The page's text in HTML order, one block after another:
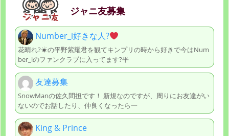
ジャニ友募集
Number_i好きな人?
花晴れ?☀の平野紫耀君を観てキンプリの時から好きで今はNum
ber_iのファンクラブに入ってます?平
友達募集
SnowManの佐久間担です！ 新規なのですが、周りにお友達がい
ないのでお話したり、仲良くなったら一
King & Prince